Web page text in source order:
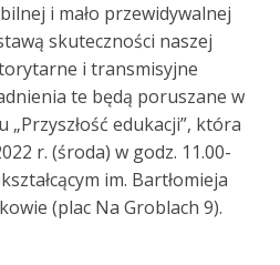
i mało przewidywalnej
skuteczności naszej
i transmisyjne
te będą poruszane w
edukacji”, która
r. (środa) w godz. 11.00-
im. Bartłomieja
(plac Na Groblach 9).